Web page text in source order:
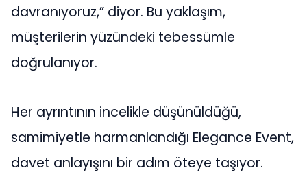
davranıyoruz,” diyor. Bu yaklaşım,
müşterilerin yüzündeki tebessümle
doğrulanıyor.
Her ayrıntının incelikle düşünüldüğü,
samimiyetle harmanlandığı Elegance Event,
davet anlayışını bir adım öteye taşıyor.